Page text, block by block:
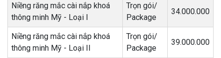
Niềng răng mắc cài nắp khoá
thông minh Mỹ - Loại I
Trọn gói/
Package
34.000.000
Niềng răng mắc cài nắp khoá
thông minh Mỹ - Loại II
Trọn gói/
Package
39.000.000